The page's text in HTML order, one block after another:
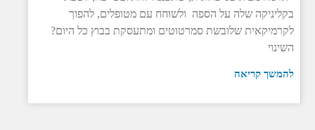
בקליניקה שלה על הספה ולשוחח עם מטופלים, להפוך
לקרמיקאית שלובשת סמרטוטים ומתעסקת בבוץ כל היום?
השינוי
להמשך קריאה